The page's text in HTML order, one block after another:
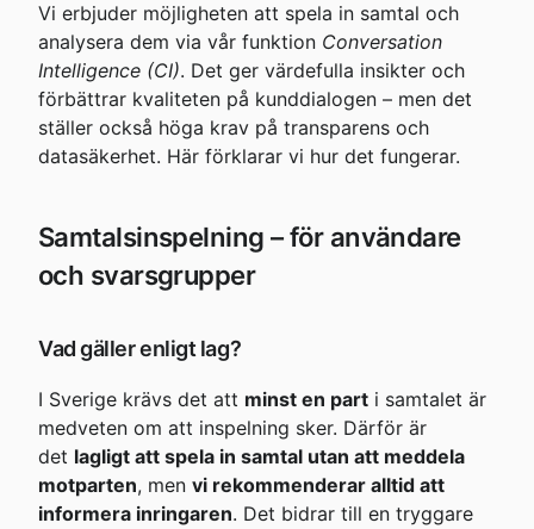
Vi erbjuder möjligheten att spela in samtal och
analysera dem via vår funktion Conversation
Intelligence (CI). Det ger värdefulla insikter och
förbättrar kvaliteten på kunddialogen – men det
ställer också höga krav på transparens och
datasäkerhet. Här förklarar vi hur det fungerar.
Samtalsinspelning – för användare
och svarsgrupper
Vad gäller enligt lag?
I Sverige krävs det att minst en part i samtalet är
medveten om att inspelning sker. Därför är
det lagligt att spela in samtal utan att meddela
motparten, men vi rekommenderar alltid att
informera inringaren. Det bidrar till en tryggare